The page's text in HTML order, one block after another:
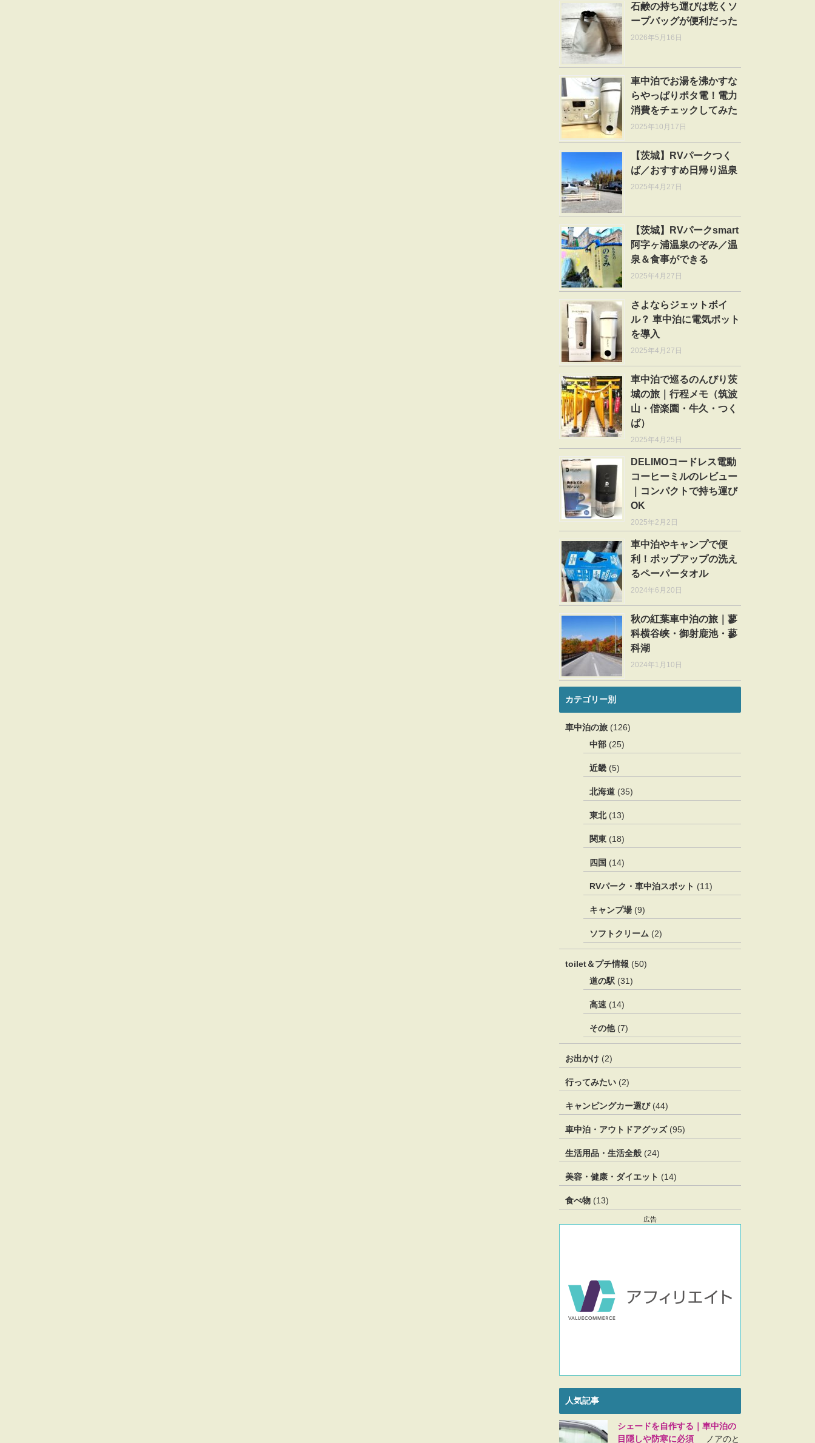
石鹸の持ち運びは乾くソ
ープバッグが便利だった
2026年5月16日
車中泊でお湯を沸かすな
らやっぱりポタ電！電力
消費をチェックしてみた
2025年10月17日
【茨城】RVパークつく
ば／おすすめ日帰り温泉
2025年4月27日
【茨城】RVパークsmart
阿字ヶ浦温泉のぞみ／温
泉＆食事ができる
2025年4月27日
さよならジェットボイ
ル？ 車中泊に電気ポット
を導入
2025年4月27日
車中泊で巡るのんびり茨
城の旅｜行程メモ（筑波
山・偕楽園・牛久・つく
ば）
2025年4月25日
DELIMOコードレス電動
コーヒーミルのレビュー
｜コンパクトで持ち運び
OK
2025年2月2日
車中泊やキャンプで便
利！ポップアップの洗え
るペーパータオル
2024年6月20日
秋の紅葉車中泊の旅｜蓼
科横谷峡・御射鹿池・蓼
科湖
2024年1月10日
カテゴリー別
車中泊の旅 (126)
中部 (25)
近畿 (5)
北海道 (35)
東北(13)
関東 (18)
四国 (14)
RVパーク・車中泊スポット (11)
キャンプ場 (9)
ソフトクリーム (2)
toilet＆プチ情報 (50)
道の駅 (31)
高速 (14)
その他(7)
お出かけ (2)
行ってみたい (2)
キャンピングカー選び(44)
車中泊・アウトドアグッズ(95)
生活用品・生活全般 (24)
美容・健康・ダイエット (14)
食べ物 (13)
広告
人気記事
シェードを自作する｜車中泊の
目隠しや防寒に必須
ノアのと